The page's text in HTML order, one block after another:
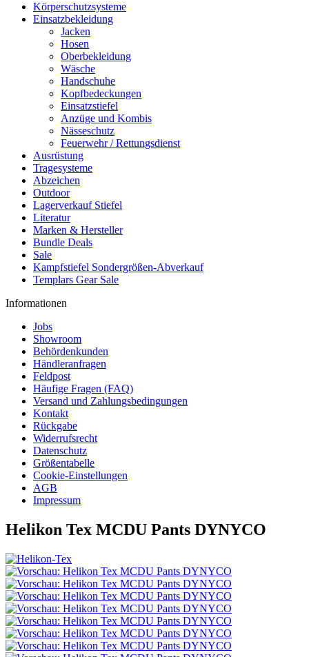
Körperschutzsysteme
Einsatzbekleidung
Jacken
Hosen
Oberbekleidung
Wäsche
Handschuhe
Kopfbedeckungen
Einsatzstiefel
Anzüge und Kombis
Nässeschutz
Feuerwehr / Rettungsdienst
Ausrüstung
Tragesysteme
Abzeichen
Outdoor
Lagerverkauf Stiefel
Literatur
Marken & Hersteller
Bundle Deals
Sale
Kampfstiefel Sondergrößen-Abverkauf
Templars Gear Sale
Informationen
Jobs
Showroom
Behördenkunden
Händleranfragen
Feldpost
Häufige Fragen (FAQ)
Versand und Zahlungsbedingungen
Kontakt
Rückgabe
Widerrufsrecht
Datenschutz
Größentabelle
Cookie-Einstellungen
AGB
Impressum
Helikon Tex MCDU Pants DYNYCO